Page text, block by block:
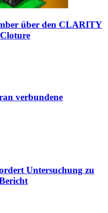
über den CLARITY
verbundene
Untersuchung zu